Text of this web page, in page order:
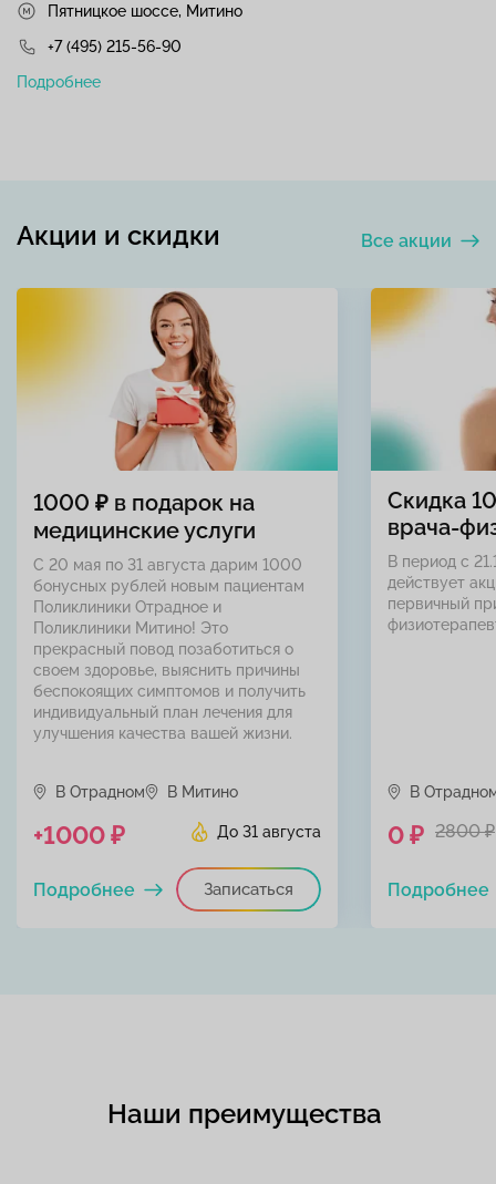
Пятницкое шоссе, Митино
+7 (495) 215-56-90
Подробнее
Все акции
Акции и скидки
1000 ₽ в подарок на
медицинские услуги
С 20 мая по 31 августа дарим 1000
бонусных рублей новым пациентам
Поликлиники Отрадное и
Поликлиники Митино! Это
прекрасный повод позаботиться о
своем здоровье, выяснить причины
беспокоящих симптомов и получить
индивидуальный план лечения для
улучшения качества вашей жизни.
В Отрадном В Митино
До 31 августа
+1000 ₽
Записаться
Подробнее
Скидка
врача-
В период с
действует
первичный
В
0 ₽ 2800 ₽
Подробнее
Наши преимущества